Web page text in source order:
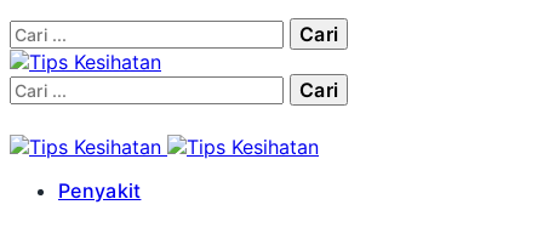
Cari:
Cari:
Penyakit